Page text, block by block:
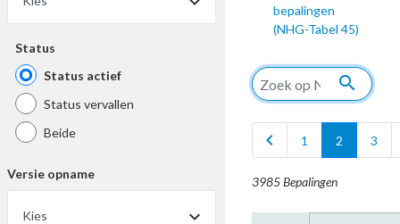
Status
Status actief
Status vervallen
Beide
Versie opname
Kies
bepalingen
(NHG-Tabel 45)
search
chevron_left 1 2 3
3985 Bepalingen